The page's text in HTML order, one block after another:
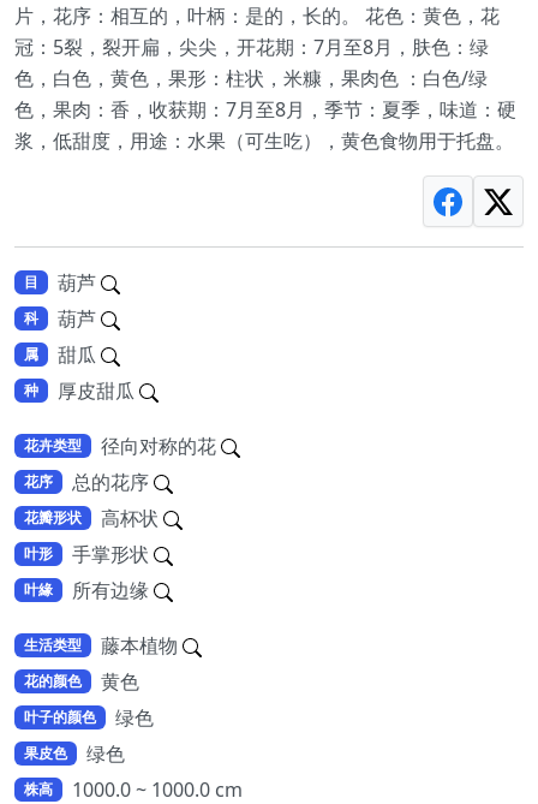
片，花序：相互的，叶柄：是的，长的。 花色：黄色，花
冠：5裂，裂开扁，尖尖，开花期：7月至8月，肤色：绿
色，白色，黄色，果形：柱状，米糠，果肉色 ：白色/绿
色，果肉：香，收获期：7月至8月，季节：夏季，味道：硬
浆，低甜度，用途：水果（可生吃），黄色食物用于托盘。
目 葫芦
科 葫芦
属 甜瓜
种 厚皮甜瓜
花卉类型 径向对称的花
花序 总的花序
花瓣形状 高杯状
叶形 手掌形状
叶緣 所有边缘
生活类型 藤本植物
花的颜色 黄色
叶子的颜色 绿色
果皮色 绿色
株高 1000.0 ~ 1000.0 cm